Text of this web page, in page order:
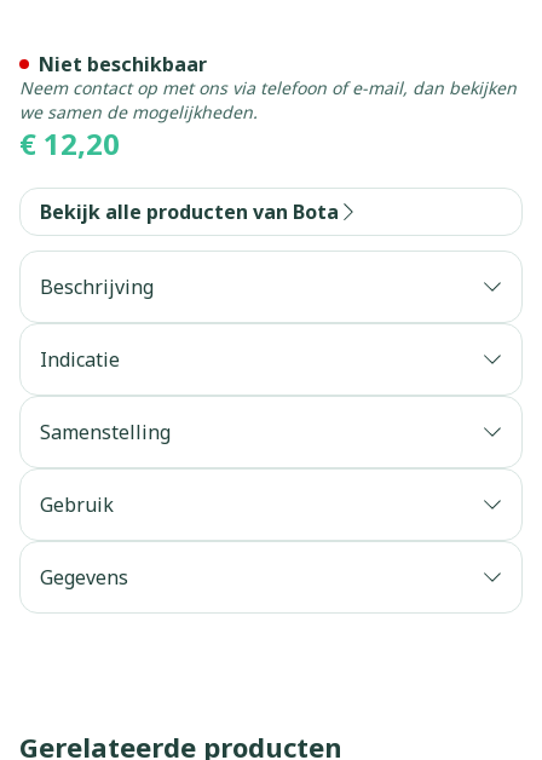
€ 12,20
Niet beschikbaar
Neem contact op met ons via telefoon of e-mail, dan bekijken
we samen de mogelijkheden.
Bekijk alle producten van Bota
Beschrijving
Indicatie
Samenstelling
Gebruik
Gegevens
Gerelateerde producten